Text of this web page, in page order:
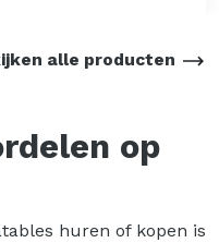
alle producten
op
huren of kopen is